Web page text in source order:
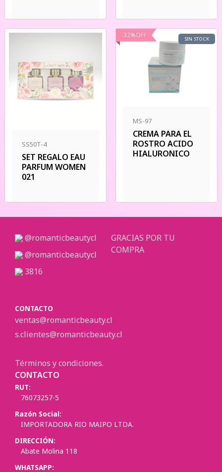
SS50T-4
SET REGALO EAU
PARFUM WOMEN
021
32%OFF SIN STOCK
MS-97
CREMA PARA EL
ROSTRO ACIDO
HIALURONICO
@romanticbeautycl
@romanticbeautycl
3816
CONTACTO
ventas@romanticbeauty.cl
s.clientes@romanticbeauty.cl
Términos y condiciones.
GRACIAS POR TU
COMPRA
CONTACTO
RUT:
76073257-5
Razón Social:
IMPORTADORA RIO MAIPO LTDA.
DIRECCIÓN:
Abate Molina 118
WHATSAPP: